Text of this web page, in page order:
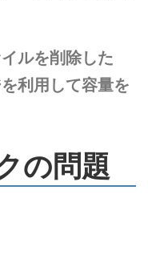
ルを削除した
利用して容量を
の問題